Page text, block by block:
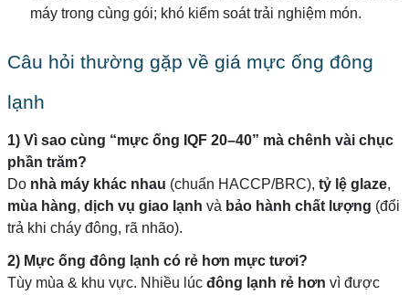
máy trong cùng gói; khó kiểm soát trải nghiệm món.
Câu hỏi thường gặp về giá mực ống đông
lạnh
1) Vì sao cùng “mực ống IQF 20–40” mà chênh vài chục
phần trăm?
Do nhà máy khác nhau (chuẩn HACCP/BRC), tỷ lệ glaze,
mùa hàng, dịch vụ giao lạnh và bảo hành chất lượng (đổi
trả khi cháy đông, rã nhão).
2) Mực ống đông lạnh có rẻ hơn mực tươi?
Tùy mùa & khu vực. Nhiều lúc đông lạnh rẻ hơn vì được